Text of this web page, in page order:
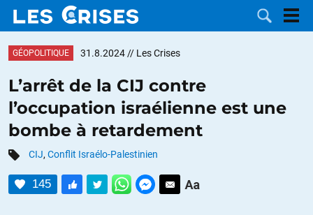
DOSSIERS
CATÉGORIES
MOTS CLÉS
GÉOPOLITIQUE 31.8.2024 // Les Crises
L’arrêt de la CIJ contre
l’occupation israélienne est une
bombe à retardement
CIJ, Conflit Israélo-Palestinien
145